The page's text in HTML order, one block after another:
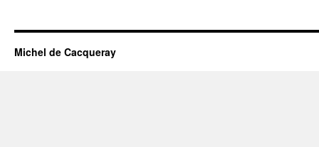
Michel de Cacqueray